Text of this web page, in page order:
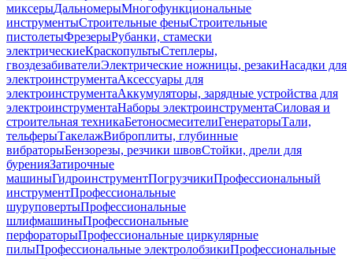
миксерыДальномерыМногофункциональные
инструментыСтроительные феныСтроительные
пистолетыФрезерыРубанки, стамески
электрическиеКраскопультыСтеплеры,
гвоздезабивателиЭлектрические ножницы, резакиНасадки для
электроинструментаАксессуары для
электроинструментаАккумуляторы, зарядные устройства для
электроинструментаНаборы электроинструментаСиловая и
строительная техникаБетоносмесителиГенераторыТали,
тельферыТакелажВиброплиты, глубинные
вибраторыБензорезы, резчики швовСтойки, дрели для
буренияЗатирочные
машиныГидроинструментПогрузчикиПрофессиональный
инструментПрофессиональные
шуруповертыПрофессиональные
шлифмашиныПрофессиональные
перфораторыПрофессиональные циркулярные
пилыПрофессиональные электролобзикиПрофессиональные